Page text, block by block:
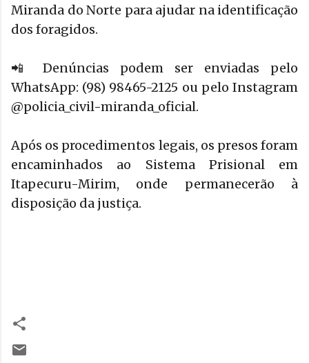
Miranda do Norte para ajudar na identificação
dos foragidos.
📲 Denúncias podem ser enviadas pelo
WhatsApp: (98) 98465-2125 ou pelo Instagram
@policia_civil-miranda_oficial.
Após os procedimentos legais, os presos foram
encaminhados ao Sistema Prisional em
Itapecuru-Mirim, onde permanecerão à
disposição da justiça.